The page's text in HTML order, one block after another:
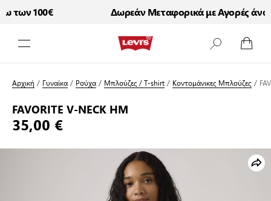
100€ Δωρεάν Μεταφορικά με Αγορές άνω
Αρχική / Γυναίκα/ Ρούχα/ Μπλούζες / T-shirt/ Κοντομάνικες Μπλούζες /
FAVORITE V-NECK HM
35,00 €